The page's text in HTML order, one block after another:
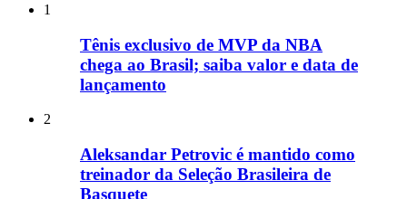
1
Tênis exclusivo de MVP da NBA
chega ao Brasil; saiba valor e data de
lançamento
2
Aleksandar Petrovic é mantido como
treinador da Seleção Brasileira de
Basquete